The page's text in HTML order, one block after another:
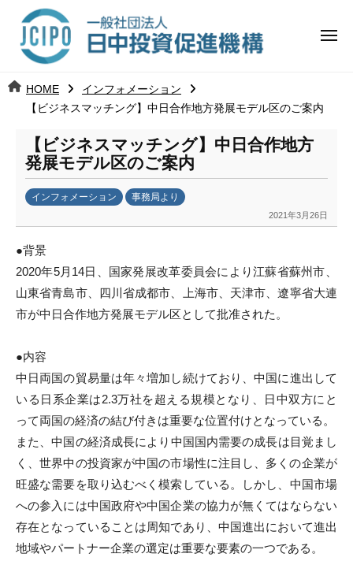
ツ 日
中
投
資
促
進
機
構
j
メ
HOME
インフォメーション
【ビジネスマッチング】中日合作地方発展モデル区のご案内
【ビジネスマッチング】中日合作地方
発展モデル区のご案内
インフォメーション 事務局より
2021年3月26日
k
a
n
a
m
●背景
2020年5月 14日、国家発展改革委員会により江蘇省蘇州市、
山東省青島市、四川省成都市、上海市、天津市、遼寧省大連
市が中日合作地方発展モデル区として批准された。
●内容
中日両国の貿易量は年々増加し続けており、中国に進出して
いる日系企業は2.3万社を超える規模となり、
日中双方にと
って両国の経済の結び付きは重要な位置付けとなっている。
また、中国の経済成長により中国国内需要の成長は目覚まし
く、世界中の投資家が中国の市場性に注目し、 多くの企業が
旺盛な需要を取り込むべく模索している。しかし、 中国市場
への参入には中国政府や中国企業の協力が無くてはならない
存在となっていることは周知であり、 中国進出において進出
地域やパートナー企業の選定は重要な要素の一つである。
日
中
資
進
機
構